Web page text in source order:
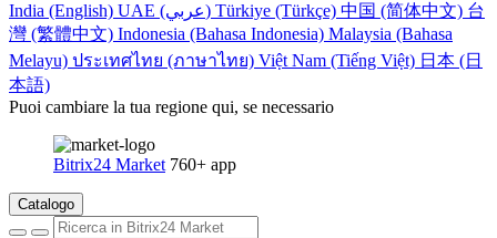
India (English)
UAE (عربي) Türkiye (Türkçe) 中国 (简体中文) 台
灣 (繁體中文) Indonesia (Bahasa Indonesia) Malaysia (Bahasa
Melayu) ประเทศไทย (ภาษาไทย) Việt Nam (Tiếng Việt) 日本 (日
本語)
Puoi cambiare la tua regione qui, se necessario
Bitrix24 Market 760+ app
Catalogo